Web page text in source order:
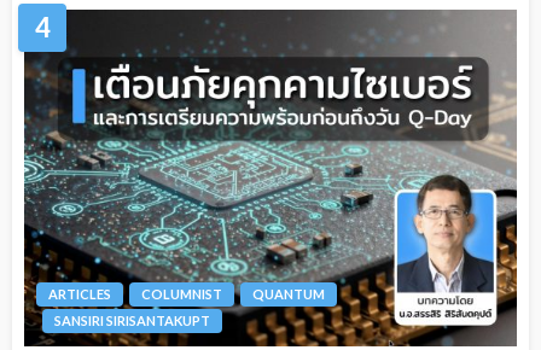
4
ARTICLES COLUMNIST
QUANTUM
SANSIRI SIRISANTAKUPT